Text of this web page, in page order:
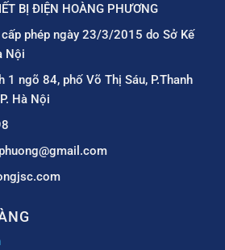
BỊ ĐIỆN HOÀNG PHƯƠNG
phép ngày 23/3/2015 do Sở Kế
Nội
1 ngõ 84, phố Võ Thị Sáu, P.Thanh
Hà Nội